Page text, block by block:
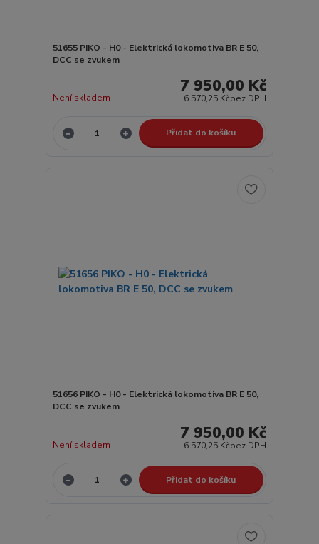
51655 PIKO - H0 - Elektrická lokomotiva BR E 50,
DCC se zvukem
7 950,00 Kč
6 570,25 Kčbez DPH
Není skladem
Přidat do košíku
51656 PIKO - H0 - Elektrická lokomotiva BR E 50,
DCC se zvukem
7 950,00 Kč
6 570,25 Kčbez DPH
Není skladem
Přidat do košíku